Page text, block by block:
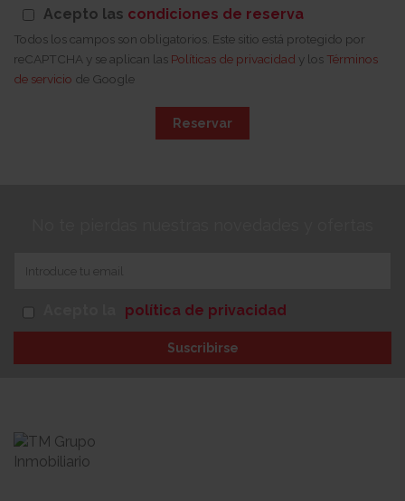
Acepto las condiciones de reserva
Todos los campos son obligatorios. Este sitio está protegido por
reCAPTCHA y se aplican las Políticas de privacidad y los Términos
de servicio de Google
Reservar
política de privacidad
Suscribirse